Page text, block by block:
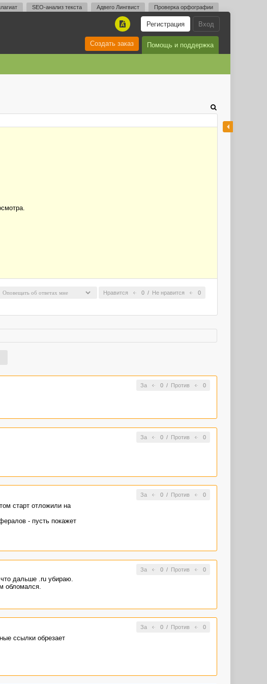
SEO-анализ текста Адвего Лингвист Проверка орфографии
Вход
Регистрация
A
Помощь и поддержка
Создать заказ
Нравится 0 / Не нравится 0
За 0/ Против 0
За 0/ Против 0
За 0/ Против 0
старт отложили на
- пусть покажет
За 0/ Против 0
дальше .ru убираю.
обломался.
За 0/ Против 0
ссылки обрезает